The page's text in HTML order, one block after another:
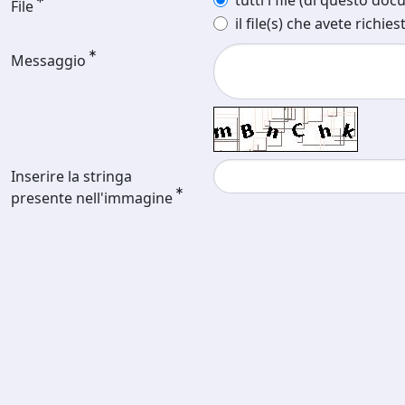
File
il file(s) che avete
Messaggio
Inserire la stringa
presente nell'immagine